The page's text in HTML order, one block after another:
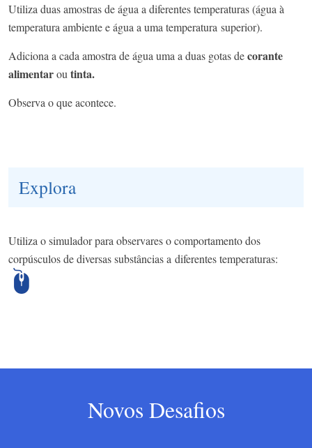
Utiliza duas amostras de água a diferentes temperaturas (água à
temperatura ambiente e água a uma temperatura superior). ​
​Adiciona a cada amostra de água uma a duas gotas decorante
alimentarou tinta.​
​Observa o que acontece.
Explora
Utiliza o simulador para observares o comportamento dos
corpúsculos de diversas substâncias a diferentes temperaturas:
Novos Desafios